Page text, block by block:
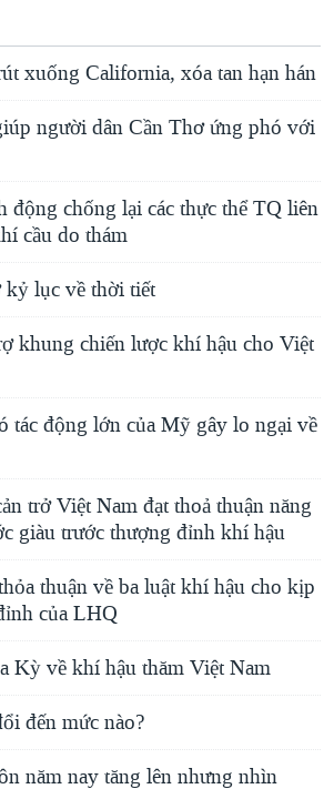
xuống California, xóa tan hạn hán
người dân Cần Thơ ứng phó với
động chống lại các thực thể TQ liên
cầu do thám
lục về thời tiết
khung chiến lược khí hậu cho Việt
tác động lớn của Mỹ gây lo ngại về
trở Việt Nam đạt thoả thuận năng
giàu trước thượng đỉnh khí hậu
thuận về ba luật khí hậu cho kịp
của LHQ
Kỳ về khí hậu thăm Việt Nam
đến mức nào?
năm nay tăng lên nhưng nhìn